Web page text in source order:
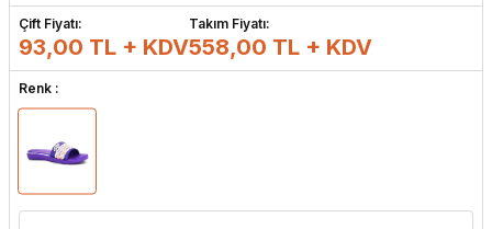
Çift Fiyatı:
93,00 TL + KDV
Takım Fiyatı:
558,00 TL + KDV
Renk :